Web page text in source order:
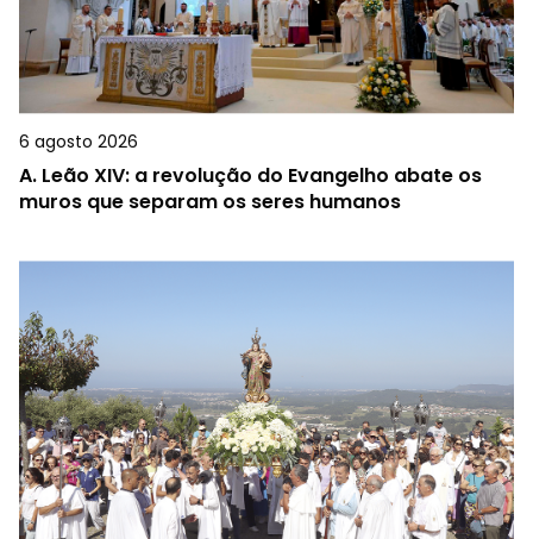
6 agosto 2026
A. Leão XIV: a revolução do Evangelho abate os
muros que separam os seres humanos